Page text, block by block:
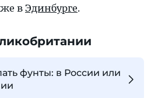
вЭдинбурге.
фунты: в России или